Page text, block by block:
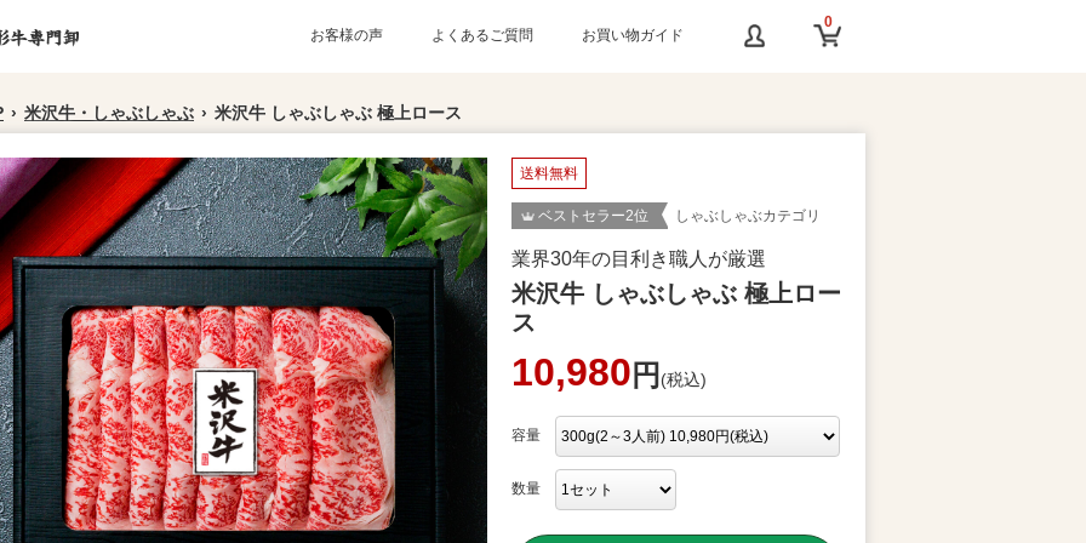
お客様の声 よくあるご質問 お買い物ガイド
0
› 米沢牛・しゃぶしゃぶ › 米沢牛 しゃぶしゃぶ 極上ロース
送料無料
ベストセラー2位 しゃぶしゃぶカテゴリ
業界30年の目利き職人が厳選
米沢牛 しゃぶしゃぶ 極上ロー
ス
10,980 円 (税込)
容量
数量